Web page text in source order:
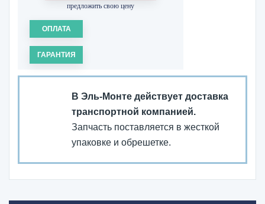
предложить свою цену
ОПЛАТА
ГАРАНТИЯ
В Эль-Монте действует доставка
транспортной компанией.
Запчасть поставляется в жесткой
упаковке и обрешетке.